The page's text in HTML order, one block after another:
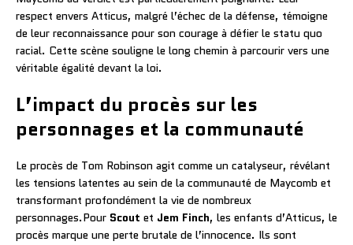
respect envers Atticus, malgré l’échec de la défense, témoigne
de leur reconnaissance pour son courage à défier le statu quo
racial. Cette scène souligne le long chemin à parcourir vers une
véritable égalité devant la loi.
L’impact du procès sur les
personnages et la communauté
Le procès de Tom Robinson agit comme un catalyseur, révélant
les tensions latentes au sein de la communauté de Maycomb et
transformant profondément la vie de nombreux
personnages.Pour Scout et Jem Finch, les enfants d’Atticus, le
procès marque une perte brutale de l’innocence. Ils sont